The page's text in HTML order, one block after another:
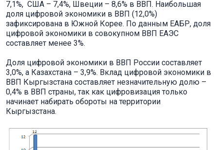
7,1%, США – 7,4%, Швеции – 8,6% в ВВП. Наибольшая
доля цифровой экономики в ВВП (12,0%)
зафиксирована в Южной Корее. По данным ЕАБР, доля
цифровой экономики в совокупном ВВП ЕАЭС
составляет менее 3%.
Доля цифровой экономики в ВВП России составляет
3,0%, а Казахстана – 3,9%. Вклад цифровой экономики в
ВВП Кыргызстана составляет незначительную долю –
0,4% в ВВП страны, так как цифровизация только
начинает набирать обороты на территории
Кыргызстана.